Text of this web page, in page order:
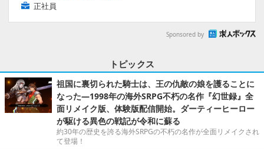
正社員
Sponsored by
トピックス
祖国に裏切られた騎士は、王の仇敵の娘を護ることに
なった―1998年の海外SRPG不朽の名作『幻世録』全
面リメイク版、体験版配信開始。ダーティーヒーロー
が駆ける異色の戦記が令和に蘇る
約30年の歴史を誇る海外SRPGの不朽の名作が全面リメイクされ
て登場！